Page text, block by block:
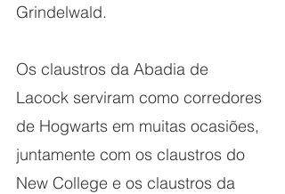
Grindelwald.
Os claustros da Abadia de
Lacock serviram como corredores
de Hogwarts em muitas ocasiões,
juntamente com os claustros do
New College e os claustros da